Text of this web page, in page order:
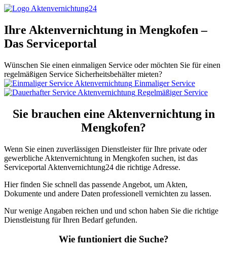
Ihre Aktenvernichtung in Mengkofen –
Das Serviceportal
Wünschen Sie einen einmaligen Service oder möchten Sie für einen
regelmäßigen Service Sicherheitsbehälter mieten?
Einmaliger Service
Regelmäßiger Service
Sie brauchen eine Aktenvernichtung in
Mengkofen?
Wenn Sie einen zuverlässigen Dienstleister für Ihre private oder
gewerbliche Aktenvernichtung in Mengkofen suchen, ist das
Serviceportal Aktenvernichtung24 die richtige Adresse.
Hier finden Sie schnell das passende Angebot, um Akten,
Dokumente und andere Daten professionell vernichten zu lassen.
Nur wenige Angaben reichen und und schon haben Sie die richtige
Dienstleistung für Ihren Bedarf gefunden.
Wie funtioniert die Suche?